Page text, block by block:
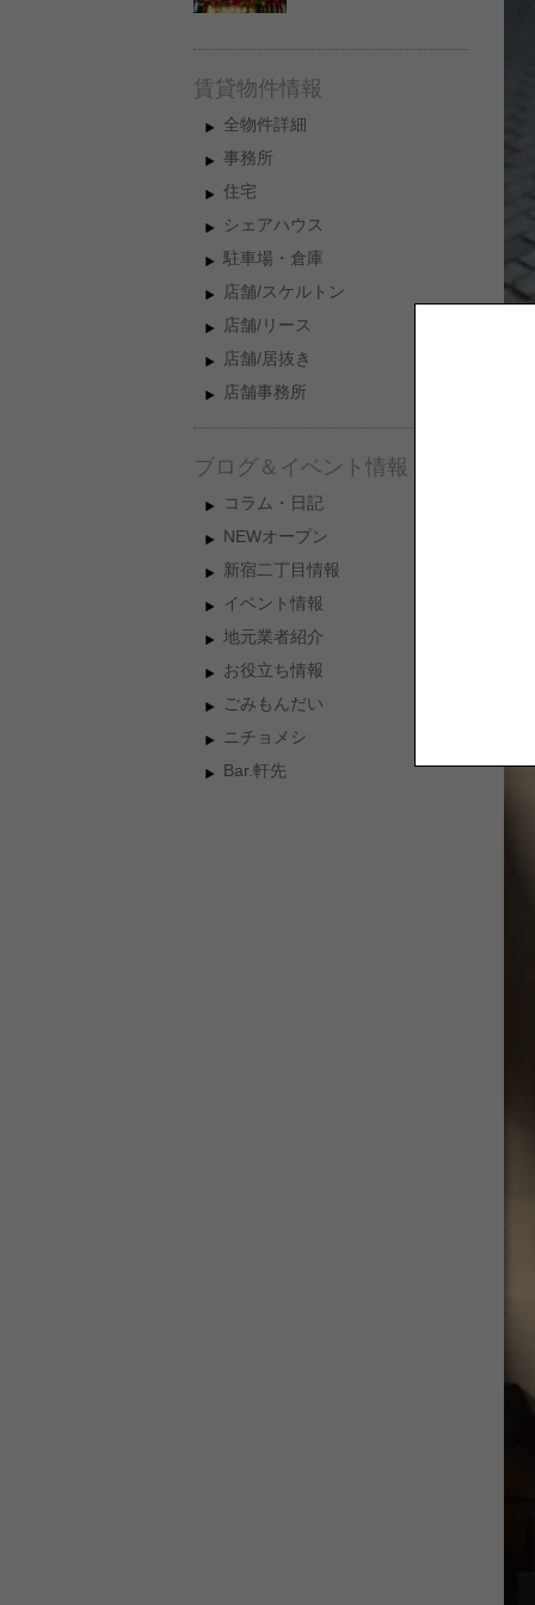
賃貸物件情報
全物件詳細
事務所
住宅
シェアハウス
駐車場・倉庫
店舗/スケルトン
店舗/リース
店舗/居抜き
店舗事務所
ブログ＆イベント情報
コラム・日記
NEWオープン
新宿二丁目情報
イベント情報
地元業者紹介
お役立ち情報
ごみもんだい
ニチョメシ
Bar.軒先